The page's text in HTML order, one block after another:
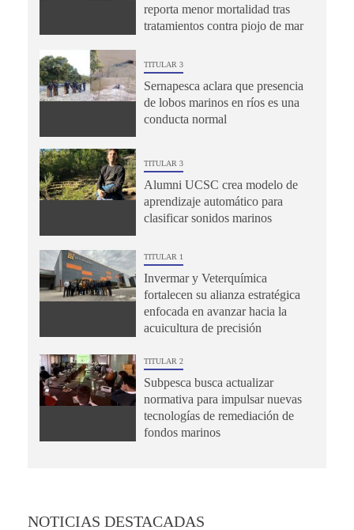
reporta menor mortalidad tras
tratamientos contra piojo de mar
TITULAR 3
Sernapesca aclara que presencia
de lobos marinos en ríos es una
conducta normal
TITULAR 3
Alumni UCSC crea modelo de
aprendizaje automático para
clasificar sonidos marinos
TITULAR 1
Invermar y Veterquímica
fortalecen su alianza estratégica
enfocada en avanzar hacia la
acuicultura de precisión
TITULAR 2
Subpesca busca actualizar
normativa para impulsar nuevas
tecnologías de remediación de
fondos marinos
NOTICIAS DESTACADAS